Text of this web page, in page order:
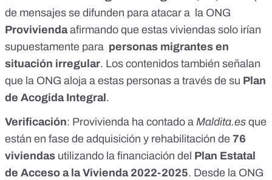
encontrar-casas-para-los-inmigrantes-ilegales-20250108-
1902/ https://www.instagram.com/p/DGNrpvxNiu3/?
carousel_share_child_media_id=3570702058534564516_3
0773332992 analista_orwelliano Edited•1d Esta ONG ha
recibido más de 37 millones de euros, del dinero confiscado
para los enfermos de ELA, para tratamientos para cáncer,
para ayudas a los afectados por desastres naturales en
no sea ayudar a los españoles. Noticia de
@gaceta_iberosfera
de mensajes se difunden para atacar a la ONG
Proviviendaafirmando que estas viviendas solo irían
supuestamente para personas migrantes en
situación irregular. Los contenidos también señalan
que la ONG aloja a estas personas a través de su Plan
de Acogida Integral .
Verificación: Provivienda ha contado a Maldita.es que
están en fase de adquisición y rehabilitación de 76
viviendas utilizando la financiación del Plan Estatal
de Acceso a la Vivienda 2022-2025. Desde la ONG